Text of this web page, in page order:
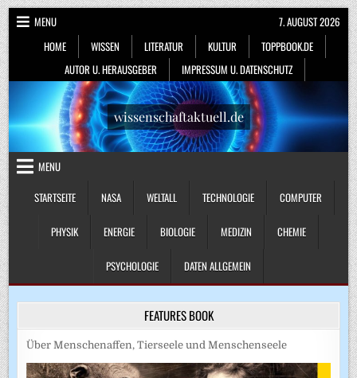
Skip
to
content
MENU
HOME
WISSEN LITERATUR KULTUR
TOPPBOOK.DE
AUTOR U. HERAUSGEBER
IMPRESSUM U. DATENSCHUTZ
7. AUGUST 2026
wissenschaftaktuell.de
MENU
STARTSEITE
NASA WELTALL TECHNOLOGIE COMPUTER
PHYSIK ENERGIE BIOLOGIE MEDIZIN CHEMIE
PSYCHOLOGIE DATEN ALLGEMEIN
FEATURES BOOK
Über Menschenaffen, Tierseele und Menschenseele